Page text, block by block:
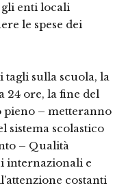
enti locali
le spese dei
sulla scuola, la
24 ore, la fine del
pieno – metteranno
sistema scolastico
– Qualità
internazionali e
costanti